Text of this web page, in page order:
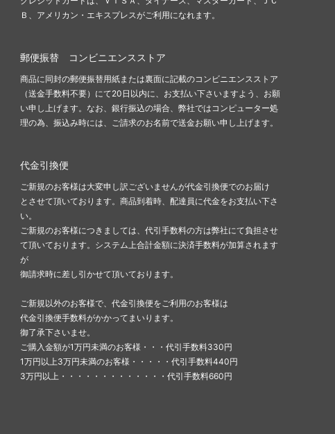
Ｂ、アメリカン・エキスプレスがご利用になれます。
郵便振替 コンビニエンスストア
商品に同封の郵便振替用紙または裏面に記載のコンビニエンスストア
（送金手数料不要）にて20日以内に、お支払い下さいますよう、お願
い申し上げます。なお、銀行振込の場合、弊社ではコンピューター処
理の為、振込み時には、ご請求のお名前で送金お願い申し上げます。
代金引換便
ご新規のお客様は大変申し訳ございませんが代金引換便でのお届け
とさせて頂いております。商品到着時、配達員に代金をお支払い下さ
い。
ご新規のお客様につきましては、代引手数料の方は弊社にて負担させ
て頂いております。システム上合計金額に決済手数料が加算されます
が
御請求時に差し引かせて頂いております。
ご新規以外のお客様で、代金引換便をご利用のお客様は
代金引換便手数料がかかってまいります。
御了承下さいませ。
ご購入金額が1万円未満のお客様・・・代引手数料330円
1万円以上3万円未満のお客様・・・・・代引手数料440円
3万円以上・・・・・・・・・・・・・代引手数料660円